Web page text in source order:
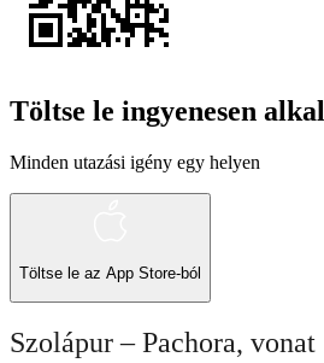
Töltse le ingyenesen
Minden utazási igény egy helyen
Töltse le az App Store-ból
Szolápur – Pachora, vonat